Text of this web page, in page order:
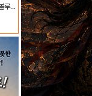
리니지2 레볼루션